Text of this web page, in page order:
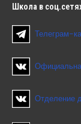
Школа в
Телеграм-
Отделение